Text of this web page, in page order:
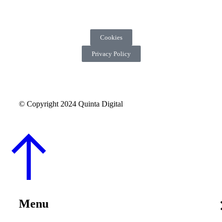
© Copyright 2024 Quinta Digital
Cookies
Privacy Policy
Menu